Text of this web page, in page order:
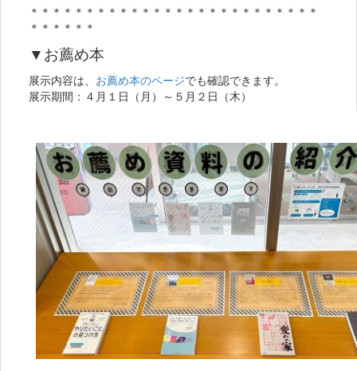
＊＊＊＊＊＊＊＊＊＊＊＊＊＊＊＊＊＊＊＊＊＊＊＊＊＊
＊＊＊＊＊＊
▼お薦め本
展示内容は、 お薦め本のページでも確認できます。
展示期間：４月１日（月）～５月２日（木）